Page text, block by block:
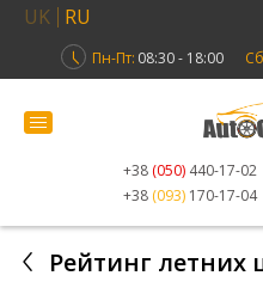
UK RU
Пн-Пт: 08:30 - 18:00
+38 (050) 440-17-02
+38 (093) 170-17-04
Рейтинг летних